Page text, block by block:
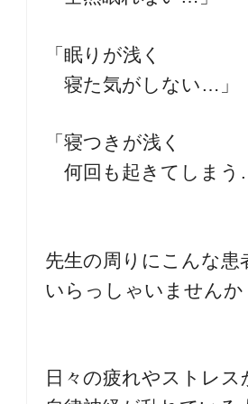
「眠りが浅く
寝た気がしない…」
「寝つきが浅く
何回も起きてしまう
先生の周りにこんな患
いらっしゃいませんか
日々の疲れやストレス